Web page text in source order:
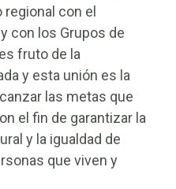
con el
con los Grupos de
fruto de la
y esta unión es la
las metas que
el fin de garantizar la
y la igualdad de
que viven y